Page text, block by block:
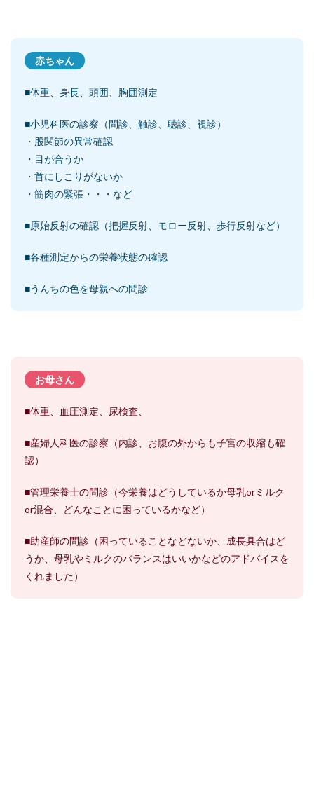
赤ちゃん
■体重、身長、頭囲、胸囲測定
■小児科医の診察（問診、触診、聴診、視診）
・股関節の異常確認
・目が合うか
・首にしこりがないか
・筋肉の緊張・・・など
■原始反射の確認（把握反射、モロー反射、歩行反射など）
■各種測定からの栄養状態の確認
■うんちの色を母親への問診
お母さん
■体重、血圧測定、尿検査、
■産婦人科医の診察（内診、お腹の外からも子宮の収縮も確
認）
■管理栄養士の問診（今栄養はどうしているか母乳orミルク
or混合、どんなことに困っているかなど）
■助産師の問診（困っていることなどないか、成長具合はど
うか、母乳やミルクのバランスはいいかなどのアドバイスを
くれました）